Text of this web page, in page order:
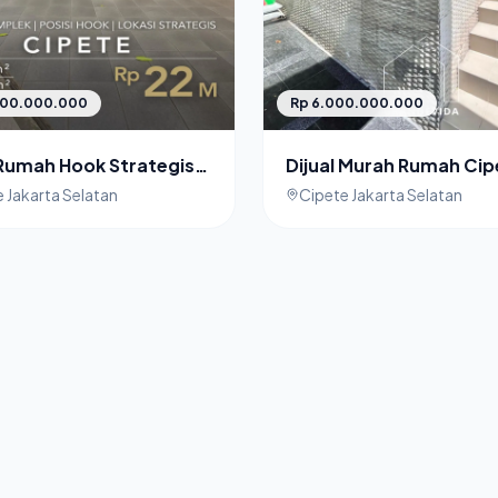
Hook Strategis
Jaksel (Dekat
Jakarta Selatan
Rp 6.000.000.000
Dijual Murah Rumah
Jakarta Selatan - Jual
Cipete Jakarta Selatan